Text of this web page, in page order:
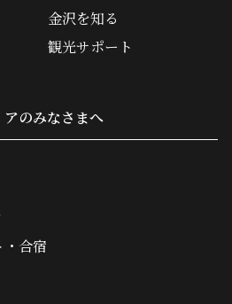
金沢を知る
観光サポート
のみなさまへ
合宿